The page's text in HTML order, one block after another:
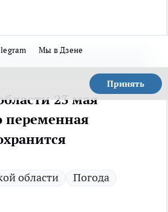
Мы в Дзене
Принять
23 мая
переменная
области Погода